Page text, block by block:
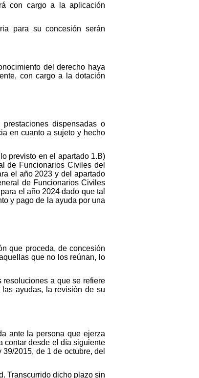
con cargo a la aplicación
para su concesión serán
del derecho haya
con cargo a la dotación
dispensadas o
en cuanto a sujeto y hecho
previsto en el apartado 1.B)
de Funcionarios Civiles del
el año 2023 y del apartado
de Funcionarios Civiles
el año 2024 dado que tal
y pago de la ayuda por una
que proceda, de concesión
que no los reúnan, lo
a que se refiere
ayudas, la revisión de su
ante la persona que ejerza
contar desde el día siguiente
2015, de 1 de octubre, del
Transcurrido dicho plazo sin